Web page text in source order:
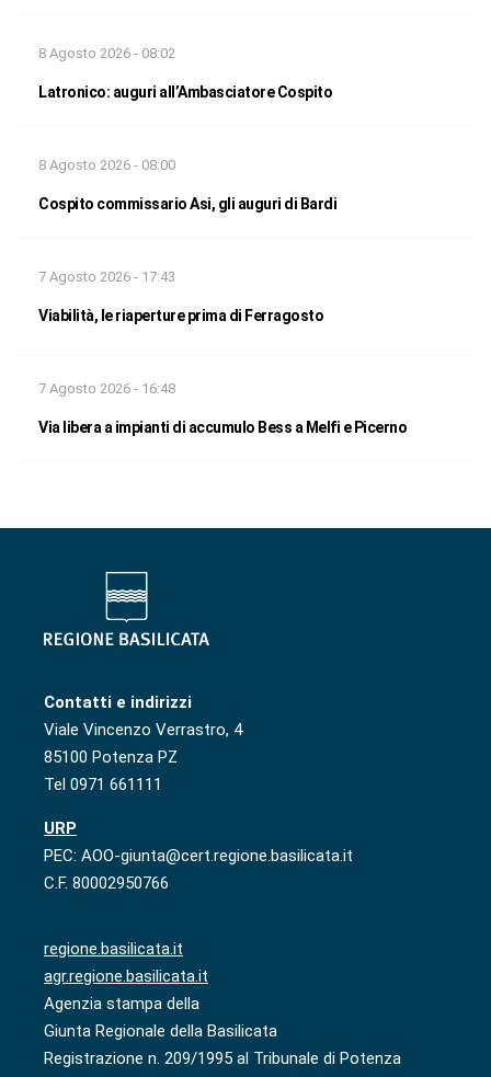
8 Agosto 2026 - 08:02
Latronico: auguri all’Ambasciatore Cospito
8 Agosto 2026 - 08:00
Cospito commissario Asi, gli auguri di Bardi
7 Agosto 2026 - 17:43
Viabilità, le riaperture prima di Ferragosto
7 Agosto 2026 - 16:48
Via libera a impianti di accumulo Bess a Melfi e Picerno
Contatti e indirizzi
Viale Vincenzo Verrastro, 4
85100 Potenza PZ
Tel 0971 661111
URP
PEC: AOO-giunta@cert.regione.basilicata.it
C.F. 80002950766
regione.basilicata.it
agr.regione.basilicata.it
Agenzia stampa della
Giunta Regionale della Basilicata
Registrazione n. 209/1995 al Tribunale di Potenza